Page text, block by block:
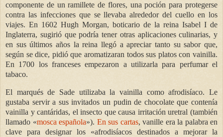
componente de un ramillete de flores, una poción para protegerse
contra las infecciones que se llevaba alrededor del cuello en los
viajes. En 1602 Hugh Morgan, boticario de la reina Isabel I de
Inglaterra, sugirió que podría tener otras aplicaciones culinarias, y
en sus últimos años la reina llegó a apreciar tanto su sabor que,
según se dice, pidió que aromatizaran todos sus platos con vainilla.
En 1700 los franceses empezaron a utilizarla para perfumar el
tabaco.
El marqués de Sade utilizaba la vainilla como afrodisíaco. Le
gustaba servir a sus invitados un pudin de chocolate que contenía
vainilla y cantáridas, el insecto que causa irritación uretral (también
llamado «mosca española»). En sus cartas, vanille era la palabra en
clave para designar los «afrodisíacos destinados a mejorar la